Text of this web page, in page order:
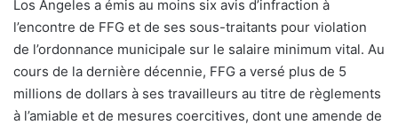
Los Angeles a émis au moins six avis d’infraction à
l’encontre de FFG et de ses sous-traitants pour violation
de l’ordonnance municipale sur le salaire minimum vital. Au
cours de la dernière décennie, FFG a versé plus de 5
millions de dollars à ses travailleurs au titre de règlements
à l’amiable et de mesures coercitives, dont une amende de